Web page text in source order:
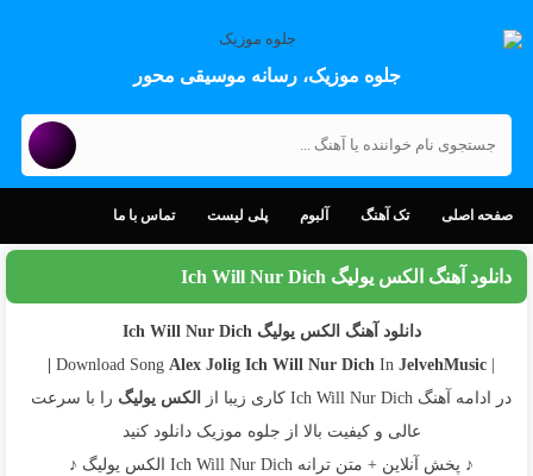
جلوه موزیک، رسانه موسیقی محور
صفحه اصلی تک آهنگ آلبوم پلی لیست تماس با ما
دانلود آهنگ الکس یولیگ Ich Will Nur Dich
دانلود آهنگ الکس یولیگ Ich Will Nur Dich
Alex Jolig Ich Will Nur Dich InJelvehMusic |
در ادامه آهنگ Ich Will Nur Dich کاری زیبا از
الکس یولیگ را با سرعت
عالی و کیفیت بالا از جلوه موزیک دانلود کنید
♪ پخش آنلاین + متن ترانه Ich Will Nur Dich الکس یولیگ ♪